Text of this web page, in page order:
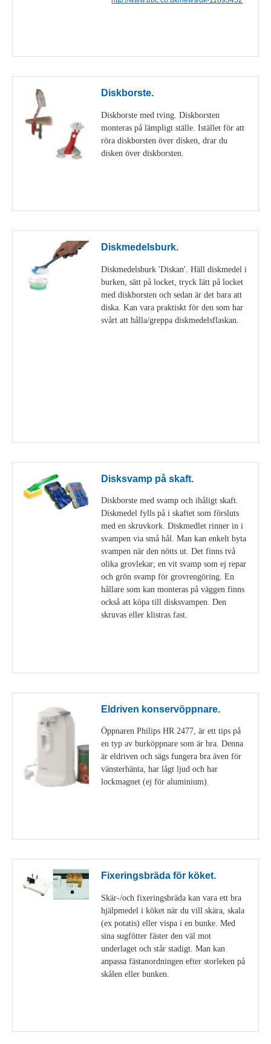
Diskborste.
Diskborste med tving. Diskborsten
monteras på lämpligt ställe. Istället för att
röra diskborsten över disken, drar du
disken över diskborsten.
Diskmedelsburk.
Diskmedelsburk 'Diskan'. Häll diskmedel i
burken, sätt på locket, tryck lätt på locket
med diskborsten och sedan är det bara att
diska. Kan vara praktiskt för den som har
svårt att hålla/greppa diskmedelsflaskan.
Disksvamp på skaft.
Diskborste med svamp och ihåligt skaft.
Diskmedel fylls på i skaftet som försluts
med en skruvkork. Diskmedlet rinner in i
svampen via små hål. Man kan enkelt byta
svampen när den nötts ut. Det finns två
olika grovlekar; en vit svamp som ej repar
och grön svamp för grovrengöring. En
hållare som kan monteras på väggen finns
också att köpa till disksvampen. Den
skruvas eller klistras fast.
Eldriven konservöppnare.
Öppnaren Philips HR 2477, är ett tips på
en typ av burköppnare som är bra. Denna
är eldriven och sägs fungera bra även för
vänsterhänta, har lågt ljud och har
lockmagnet (ej för aluminium).
Fixeringsbräda för köket.
Skär-/och fixeringsbräda kan vara ett bra
hjälpmedel i köket när du vill skära, skala
(ex potatis) eller vispa i en bunke. Med
sina sugfötter fäster den väl mot
underlaget och står stadigt. Man kan
anpassa fästanordningen efter storleken på
skålen eller bunken.